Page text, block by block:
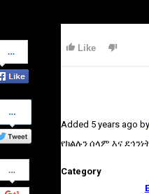
on
Facebook
Share
on
Twitter
Share
on
Google+
Like
Added 5 years ago by
የክልሉን ሰላም እና
Category